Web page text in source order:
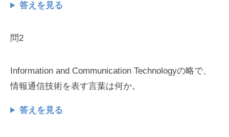
答えを見る
問2
Information and Communication Technologyの略で、
情報通信技術を表す言葉は何か。
答えを見る